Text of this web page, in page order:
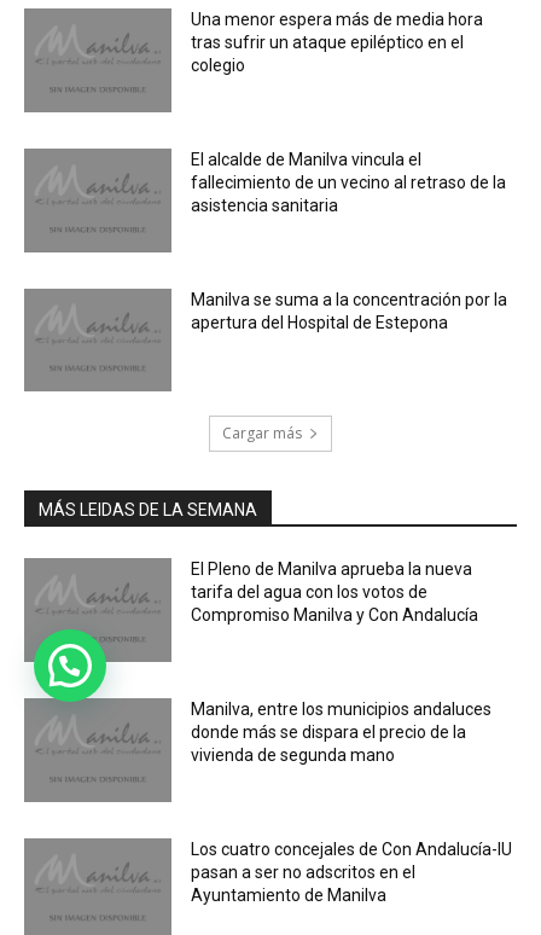
Una menor espera más de media hora
tras sufrir un ataque epiléptico en el
colegio
El alcalde de Manilva vincula el
fallecimiento de un vecino al retraso de la
asistencia sanitaria
Manilva se suma a la concentración por la
apertura del Hospital de Estepona
Cargar más
MÁS LEIDAS DE LA SEMANA
El Pleno de Manilva aprueba la nueva
tarifa del agua con los votos de
Compromiso Manilva y Con Andalucía
Manilva, entre los municipios andaluces
donde más se dispara el precio de la
vivienda de segunda mano
Los cuatro concejales de Con Andalucía-IU
pasan a ser no adscritos en el
Ayuntamiento de Manilva